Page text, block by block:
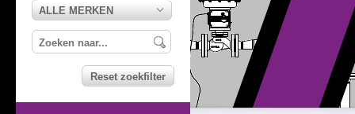
ALLE MERKEN
Reset zoekfilter